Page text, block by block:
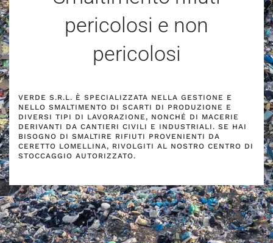
pericolosi e non
pericolosi
VERDE S.R.L. È SPECIALIZZATA NELLA GESTIONE E
NELLO SMALTIMENTO DI SCARTI DI PRODUZIONE E
DIVERSI TIPI DI LAVORAZIONE, NONCHÉ DI MACERIE
DERIVANTI DA CANTIERI CIVILI E INDUSTRIALI. SE HAI
BISOGNO DI SMALTIRE RIFIUTI PROVENIENTI DA
CERETTO LOMELLINA, RIVOLGITI AL NOSTRO CENTRO DI
STOCCAGGIO AUTORIZZATO.